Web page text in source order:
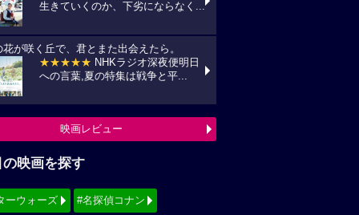
生きていくのか、下劣にならなく...
花が咲く丘で、君とまた出会えたら。
★★★★★ NHKラジオ深夜便明日
への言葉,夏の特集は戦争と平...
映画レビュー
の映画を探す
ーウォーズ #名探偵コナン